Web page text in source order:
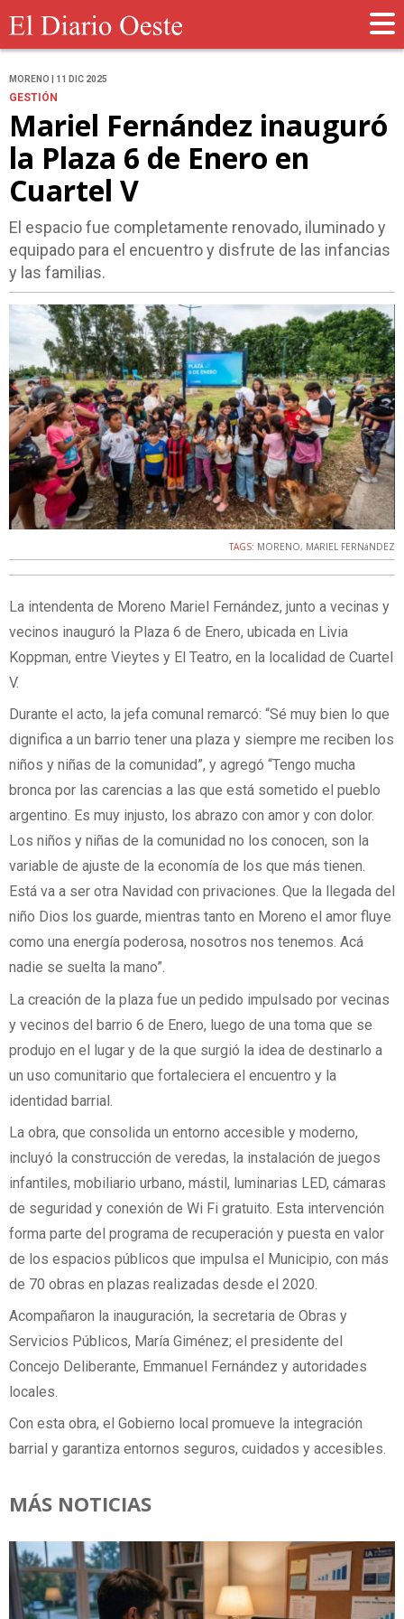
MORENO | 11 DIC 2025
GESTIÓN
Mariel Fernández inauguró
la Plaza 6 de Enero en
Cuartel V
El espacio fue completamente renovado, iluminado y
equipado para el encuentro y disfrute de las infancias
y las familias.
TAGS: MORENO, MARIEL FERNáNDEZ
La intendenta de Moreno Mariel Fernández, junto a vecinas y
vecinos inauguró la Plaza 6 de Enero, ubicada en Livia
Koppman, entre Vieytes y El Teatro, en la localidad de Cuartel
V.
Durante el acto, la jefa comunal remarcó: “Sé muy bien lo que
dignifica a un barrio tener una plaza y siempre me reciben los
niños y niñas de la comunidad”, y agregó “Tengo mucha
bronca por las carencias a las que está sometido el pueblo
argentino. Es muy injusto, los abrazo con amor y con dolor.
Los niños y niñas de la comunidad no los conocen, son la
variable de ajuste de la economía de los que más tienen.
Está va a ser otra Navidad con privaciones. Que la llegada del
niño Dios los guarde, mientras tanto en Moreno el amor fluye
como una energía poderosa, nosotros nos tenemos. Acá
nadie se suelta la mano”.
La creación de la plaza fue un pedido impulsado por vecinas
y vecinos del barrio 6 de Enero, luego de una toma que se
produjo en el lugar y de la que surgió la idea de destinarlo a
un uso comunitario que fortaleciera el encuentro y la
identidad barrial.
La obra, que consolida un entorno accesible y moderno,
incluyó la construcción de veredas, la instalación de juegos
infantiles, mobiliario urbano, mástil, luminarias LED, cámaras
de seguridad y conexión de Wi Fi gratuito. Esta intervención
forma parte del programa de recuperación y puesta en valor
de los espacios públicos que impulsa el Municipio, con más
de 70 obras en plazas realizadas desde el 2020.
Acompañaron la inauguración, la secretaria de Obras y
Servicios Públicos, María Giménez; el presidente del
Concejo Deliberante, Emmanuel Fernández y autoridades
locales.
Con esta obra, el Gobierno local promueve la integración
barrial y garantiza entornos seguros, cuidados y accesibles.
MÁS NOTICIAS